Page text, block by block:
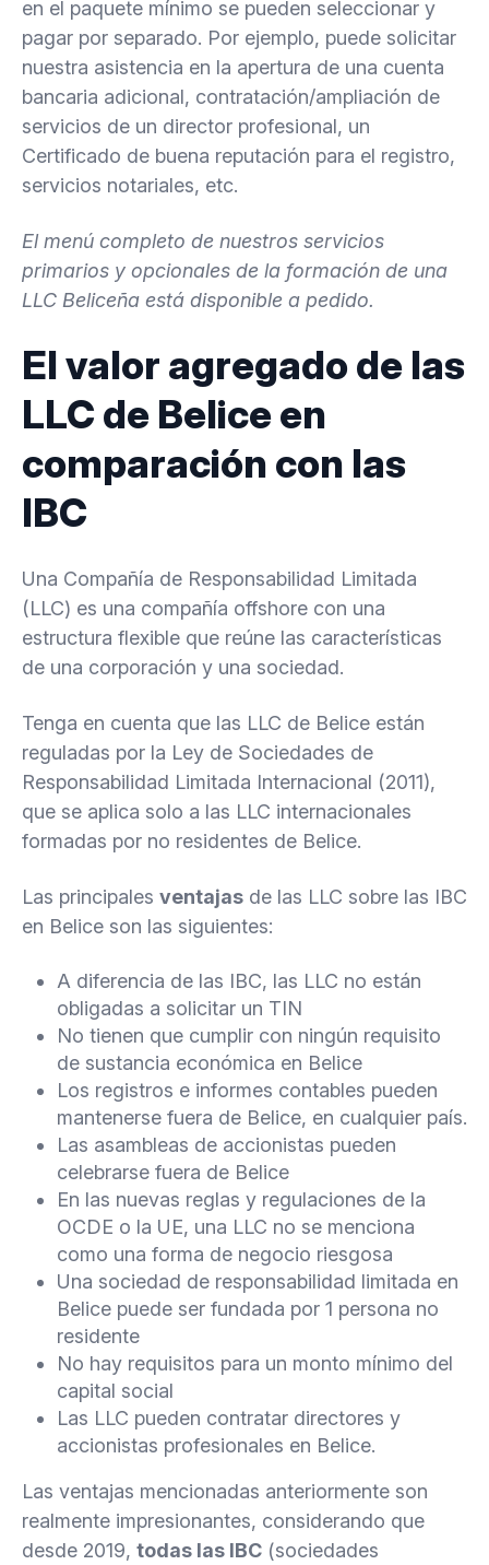
en el paquete mínimo se pueden seleccionar y
pagar por separado. Por ejemplo, puede solicitar
nuestra asistencia en la apertura de una cuenta
bancaria adicional, contratación/ampliación de
servicios de un director profesional, un
Certificado de buena reputación para el registro,
servicios notariales, etc.
El menú completo de nuestros servicios
primarios y opcionales de la formación de una
LLC Beliceña está disponible a pedido.
El valor agregado de las
LLC de Belice en
comparación con las
IBC
Una Compañía de Responsabilidad Limitada
(LLC) es una compañía offshore con una
estructura flexible que reúne las características
de una corporación y una sociedad.
Tenga en cuenta que las LLC de Belice están
reguladas por la Ley de Sociedades de
Responsabilidad Limitada Internacional (2011),
que se aplica solo a las LLC internacionales
formadas por no residentes de Belice.
Las principales ventajas de las LLC sobre las IBC
en Belice son las siguientes:
A diferencia de las IBC, las LLC no están
obligadas a solicitar un TIN
No tienen que cumplir con ningún requisito
de sustancia económica en Belice
Los registros e informes contables pueden
mantenerse fuera de Belice, en cualquier país.
Las asambleas de accionistas pueden
celebrarse fuera de Belice
En las nuevas reglas y regulaciones de la
OCDE o la UE, una LLC no se menciona
como una forma de negocio riesgosa
Una sociedad de responsabilidad limitada en
Belice puede ser fundada por 1 persona no
residente
No hay requisitos para un monto mínimo del
capital social
Las LLC pueden contratar directores y
accionistas profesionales en Belice.
Las ventajas mencionadas anteriormente son
realmente impresionantes, considerando que
desde 2019, todas las IBC (sociedades